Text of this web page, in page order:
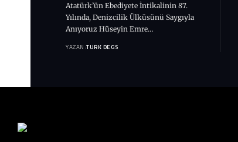
Atatürk’ün Ebediyete İntikalinin 87.
Yılında, Denizcilik Ülküsünü Saygıyla
Anıyoruz Hüseyin Emre…
YAZAN:TURK DEGS